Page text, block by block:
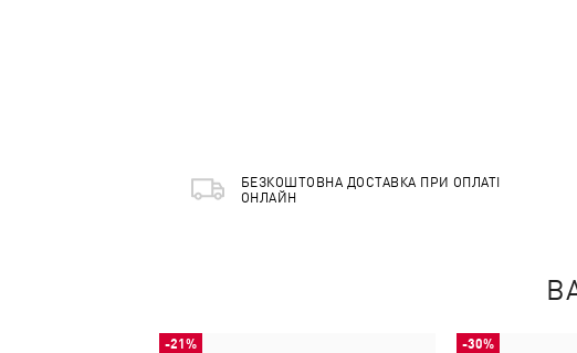
БЕЗКОШТОВНА ДОСТАВКА ПРИ ОПЛАТІ
ОНЛАЙН
-21% -30%